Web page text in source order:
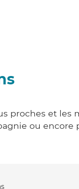
proches et les
ou encore